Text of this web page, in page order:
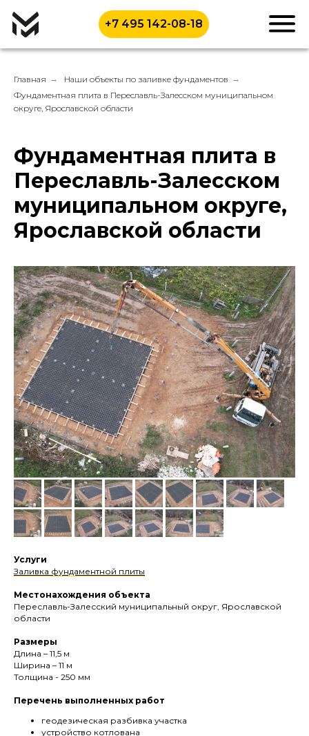
+7 495 142-08-18
Главная → Наши объекты по заливке фундаментов →
Фундаментная плита в Переславль-Залесском муниципальном
округе, Ярославской области
Фундаментная плита в
Переславль-Залесском
муниципальном округе,
Ярославской области
Услуги
Заливка фундаментной плиты
Местонахождения объекта
Переславль-Залесский муниципальный округ, Ярославской
области
Размеры
Длина – 11,5 м
Ширина – 11 м
Толщина - 250 мм
Перечень выполненных работ
геодезическая разбивка участка
устройство котлована